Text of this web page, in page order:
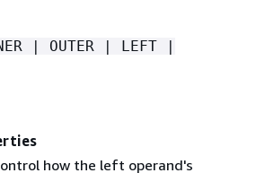
| OUTER | LEFT |
how the left operand's